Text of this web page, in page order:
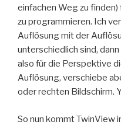
einfachen Weg zu
zu programmieren. Ich
Auflösung mit der
unterschiedlich sind,
also für die Perspektive
Auflösung, verschiebe
oder rechten Bildschirm.
So nun kommt TwinView